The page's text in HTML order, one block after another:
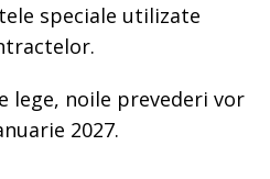
speciale utilizate
lege, noile prevederi vor
2027.